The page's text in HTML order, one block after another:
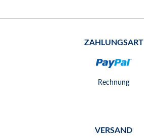
ZAHLUNGSART
Rechnung
VERSAND